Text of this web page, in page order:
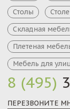
8 (495)
ПЕРЕЗВОНИТЕ
Столы
Складная
Плетеная
Мебель для